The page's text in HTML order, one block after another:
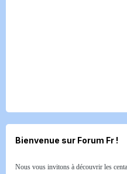
Bienvenue sur Forum Fr !
Nous vous invitons à découvrir les